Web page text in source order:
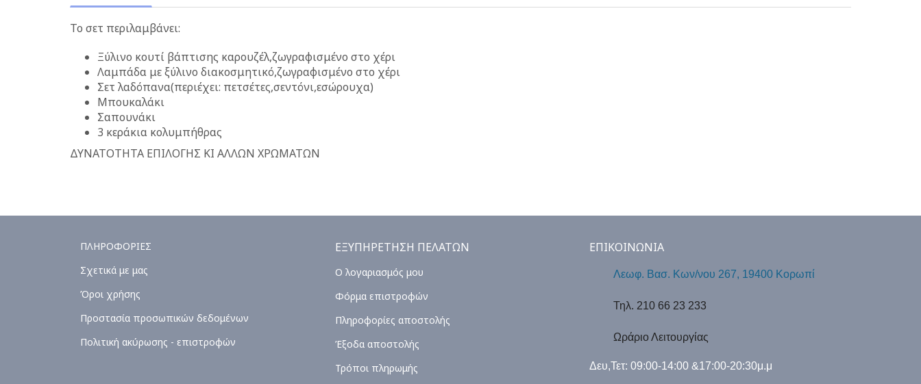
Το σετ περιλαμβάνει:
Ξύλινο κουτί βάπτισης καρουζέλ,ζωγραφισμένο στο χέρι
Λαμπάδα με ξύλινο διακοσμητικό,ζωγραφισμένο στο χέρι
Σετ λαδόπανα(περιέχει: πετσέτες,σεντόνι,εσώρουχα)
Μπουκαλάκι
Σαπουνάκι
3 κεράκια κολυμπήθρας
ΔΥΝΑΤΟΤΗΤΑ ΕΠΙΛΟΓΗΣ ΚΙ ΑΛΛΩΝ ΧΡΩΜΑΤΩΝ
ΠΛΗΡΟΦΟΡΙΕΣ
Σχετικά με μας
Όροι χρήσης
Προστασία προσωπικών δεδομένων
Πολιτική ακύρωσης - επιστροφών
ΕΞΥΠΗΡΕΤΗΣΗ ΠΕΛΑΤΩΝ
Ο λογαριασμός μου
Φόρμα επιστροφών
Πληροφορίες αποστολής
Έξοδα αποστολής
Τρόποι πληρωμής
ΕΠΙΚΟΙΝΩΝΙΑ
Λεωφ. Βασ. Κων/νου 267, 19400 Κορωπί
Τηλ. 210 66 23 233
Ωράριο Λειτουργίας
Δευ,Τετ: 09:00-14:00 &17:00-20:30μ.μ